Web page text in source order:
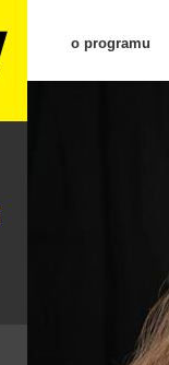
o programu